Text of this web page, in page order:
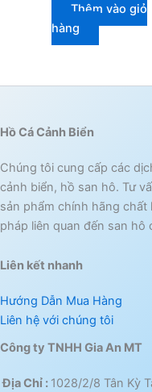
Thêm vào giỏ
hàng
Hồ Cá Cảnh Biển
Chúng tôi cung cấp các
cảnh biển, hồ san hô. Tư
sản phẩm chính hãng chất
pháp liên quan đến san hô
Liên kết nhanh
Hướng Dẫn Mua Hàng
Liên hệ với chúng tôi
Công ty TNHH Gia An MT
Địa Chỉ : 1028/2/8 Tân Kỳ